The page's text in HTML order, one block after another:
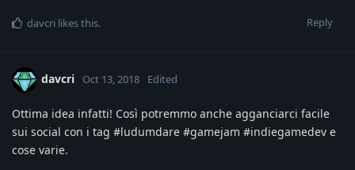
Reply
davcri likes this.
davcri Oct 13, 2018 Edited
Ottima idea infatti! Così potremmo anche agganciarci facile
sui social con i tag #ludumdare #gamejam #indiegamedev e
cose varie.